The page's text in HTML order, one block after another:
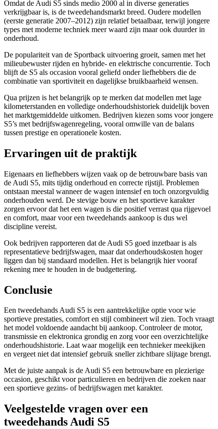
Omdat de Audi S5 sinds medio 2000 al in diverse generaties
verkrijgbaar is, is de tweedehandsmarkt breed. Oudere modellen
(eerste generatie 2007–2012) zijn relatief betaalbaar, terwijl jongere
types met moderne techniek meer waard zijn maar ook duurder in
onderhoud.
De populariteit van de Sportback uitvoering groeit, samen met het
milieubewuster rijden en hybride- en elektrische concurrentie. Toch
blijft de S5 als occasion vooral geliefd onder liefhebbers die de
combinatie van sportiviteit en dagelijkse bruikbaarheid wensen.
Qua prijzen is het belangrijk op te merken dat modellen met lage
kilometerstanden en volledige onderhoudshistoriek duidelijk boven
het marktgemiddelde uitkomen. Bedrijven kiezen soms voor jongere
S5’s met bedrijfswagenregeling, vooral omwille van de balans
tussen prestige en operationele kosten.
Ervaringen uit de praktijk
Eigenaars en liefhebbers wijzen vaak op de betrouwbare basis van
de Audi S5, mits tijdig onderhoud en correcte rijstijl. Problemen
ontstaan meestal wanneer de wagen intensief en toch onzorgvuldig
onderhouden werd. De stevige bouw en het sportieve karakter
zorgen ervoor dat het een wagen is die positief verrast qua rijgevoel
en comfort, maar voor een tweedehands aankoop is dus wel
discipline vereist.
Ook bedrijven rapporteren dat de Audi S5 goed inzetbaar is als
representatieve bedrijfswagen, maar dat onderhoudskosten hoger
liggen dan bij standaard modellen. Het is belangrijk hier vooraf
rekening mee te houden in de budgettering.
Conclusie
Een tweedehands Audi S5 is een aantrekkelijke optie voor wie
sportieve prestaties, comfort en stijl combineert wil zien. Toch vraagt
het model voldoende aandacht bij aankoop. Controleer de motor,
transmissie en elektronica grondig en zorg voor een overzichtelijke
onderhoudshistorie. Laat waar mogelijk een technieker meekijken
en vergeet niet dat intensief gebruik sneller zichtbare slijtage brengt.
Met de juiste aanpak is de Audi S5 een betrouwbare en plezierige
occasion, geschikt voor particulieren en bedrijven die zoeken naar
een sportieve gezins- of bedrijfswagen met karakter.
Veelgestelde vragen over een
tweedehands Audi S5